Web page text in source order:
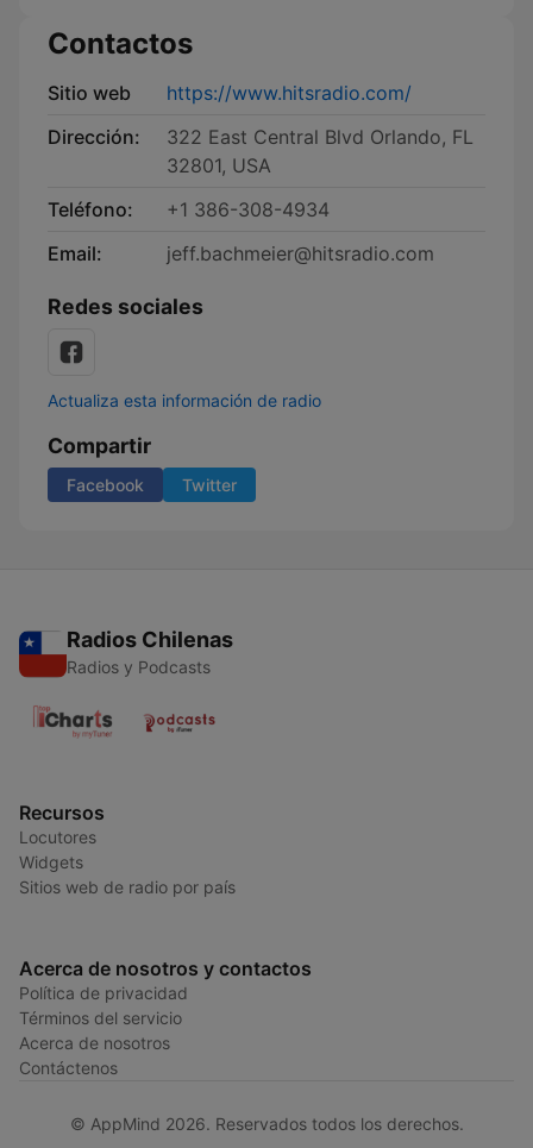
Contactos
Sitio web
https://www.hitsradio.com/
Dirección:
322 East Central Blvd Orlando, FL
32801, USA
Teléfono:
+1 386-308-4934
Email:
jeff.bachmeier@hitsradio.com
Redes sociales
Actualiza esta información de radio
Compartir
Facebook Twitter
Radios Chilenas
Radios y Podcasts
Recursos
Locutores
Widgets
Sitios web de radio por país
Acerca de nosotros y contactos
Política de privacidad
Términos del servicio
Acerca de nosotros
Contáctenos
© AppMind 2026. Reservados todos los derechos.